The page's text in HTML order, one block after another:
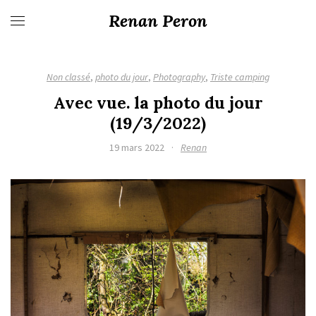
Renan Peron
Non classé, photo du jour, Photography, Triste camping
Avec vue. la photo du jour
(19/3/2022)
19 mars 2022 · Renan